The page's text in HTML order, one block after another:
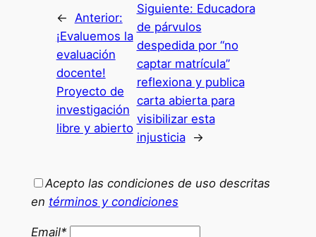
←
Anterior:
¡Evaluemos la
evaluación
docente!
Proyecto de
investigación
libre y abierto
Siguiente: Educadora
de párvulos
despedida por “no
captar matrícula”
reflexiona y publica
carta abierta para
visibilizar esta
injusticia
→
Acepto las condiciones de uso descritas
en términos y condiciones
Email*